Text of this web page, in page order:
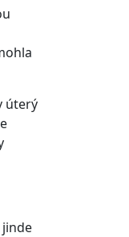
úterý
jinde